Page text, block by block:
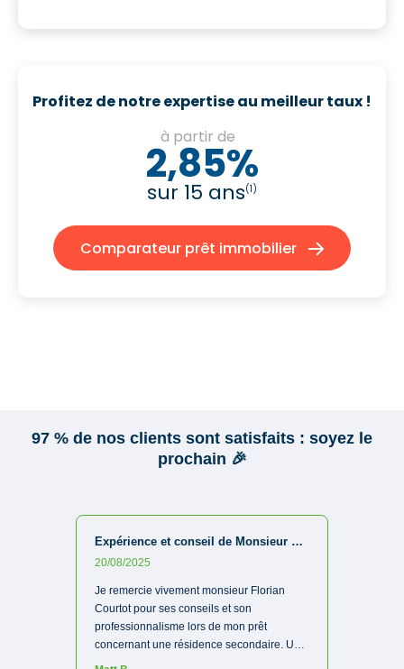
Profitez de notre expertise au meilleur taux !
à partir de
2,85%
sur 15 ans(1)
Comparateur prêt immobilier